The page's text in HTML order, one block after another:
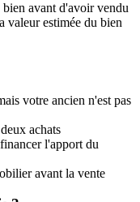
avant d'avoir vendu
valeur estimée du bien
votre ancien n'est pas
achats
l'apport du
avant la vente